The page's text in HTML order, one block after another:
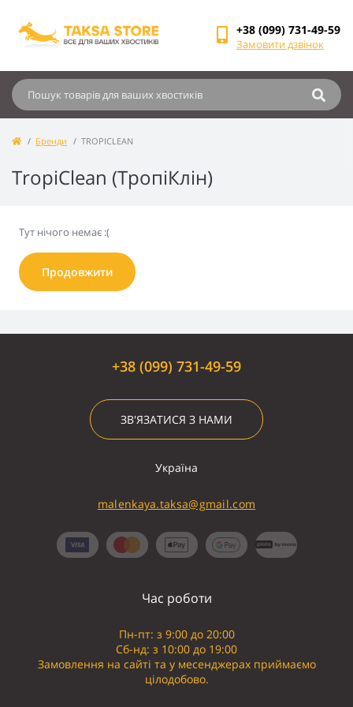
+38 (099) 731-49-59
Замовити дзвінок
Бренди TROPICLEAN
TropiClean (ТропіКлін)
Тут нічого немає :(
Продовжити
+38 (099) 731-49-59
ЗВ'ЯЗАТИСЯ З НАМИ
Україна
malenkaya.taksa@gmail.com
Час роботи
Пн-пт: з 9:00 до 20:00
Сб-нд: з 10:00 до 19:00
Замовлення на сайті та у месенджерах приймаємо
цілодобово.